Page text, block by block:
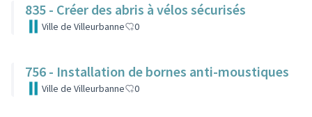
835 - Créer des abris à vélos sécurisés
Ville de Villeurbanne 0
756 - Installation de bornes anti-moustiques
Ville de Villeurbanne 0